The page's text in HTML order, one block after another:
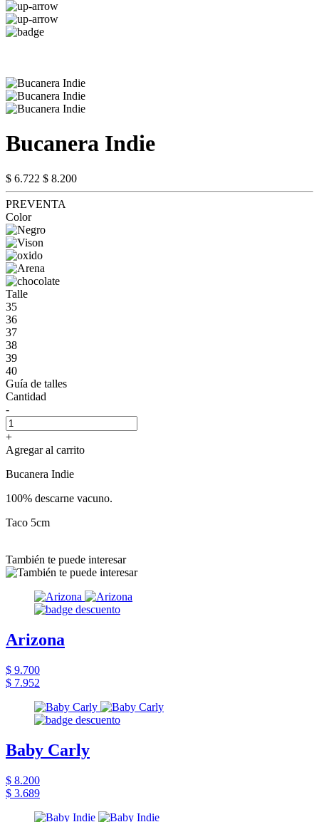
Bucanera Indie
$ 6.722 $ 8.200
PREVENTA
Color
Talle
35
36
37
38
39
40
Guía de talles
Cantidad
-
+
Agregar al carrito
Bucanera Indie
100% descarne vacuno.
Taco 5cm
También te puede interesar
Arizona
$ 9.700
$ 7.952
Baby Carly
$ 8.200
$ 3.689